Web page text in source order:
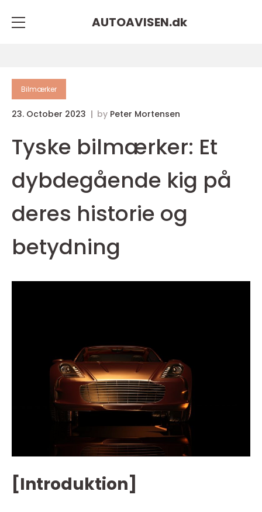
AUTOAVISEN.dk
Bilmærker
23. October 2023 by Peter Mortensen
Tyske bilmærker: Et
dybdegående kig på
deres historie og
betydning
[Introduktion]